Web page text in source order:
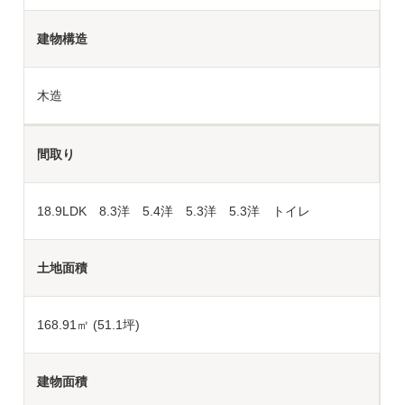
建物構造
木造
間取り
18.9LDK 8.3洋 5.4洋 5.3洋 5.3洋 トイレ
土地面積
168.91 ㎡ (51.1坪)
建物面積